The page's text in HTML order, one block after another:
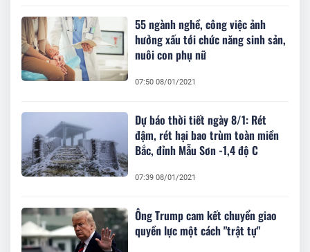
55 ngành nghề, công việc ảnh
hưởng xấu tới chức năng sinh sản,
nuôi con phụ nữ
07:50 08/01/2021
Dự báo thời tiết ngày 8/1: Rét
đậm, rét hại bao trùm toàn miền
Bắc, đỉnh Mẫu Sơn -1,4 độ C
07:39 08/01/2021
Ông Trump cam kết chuyển giao
quyền lực một cách "trật tự"